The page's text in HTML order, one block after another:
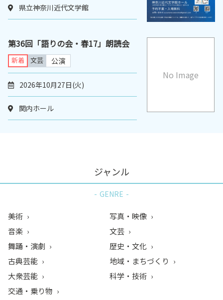
県立神奈川近代文学館
No Image
第36回「語りの会・春17」朗読会
新着 文芸 公演
2026年10月27日(火)
関内ホール
ジャンル
GENRE
美術
音楽
舞踊・演劇
古典芸能
大衆芸能
写真・映像
文芸
歴史・文化
地域・まちづくり
科学・技術
交通・乗り物